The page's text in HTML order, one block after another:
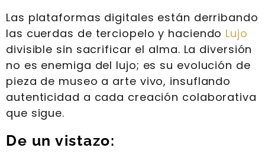
Las plataformas digitales están derribando
las cuerdas de terciopelo y haciendo Lujo
divisible sin sacrificar el alma. La diversión
no es enemiga del lujo; es su evolución de
pieza de museo a arte vivo, insuflando
autenticidad a cada creación colaborativa
que sigue.
De un vistazo: